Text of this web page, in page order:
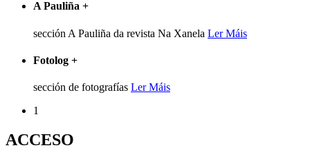
A Pauliña +
sección A Pauliña da revista Na Xanela Ler Máis
Fotolog +
sección de fotografías Ler Máis
1
ACCESO